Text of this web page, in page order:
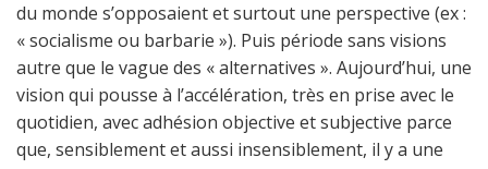
du monde s’opposaient et surtout une perspective (ex :
« socialisme ou barbarie »). Puis période sans visions
autre que le vague des « alternatives ». Aujourd’hui, une
vision qui pousse à l’accélération, très en prise avec le
quotidien, avec adhésion objective et subjective parce
que, sensiblement et aussi insensiblement, il y a une